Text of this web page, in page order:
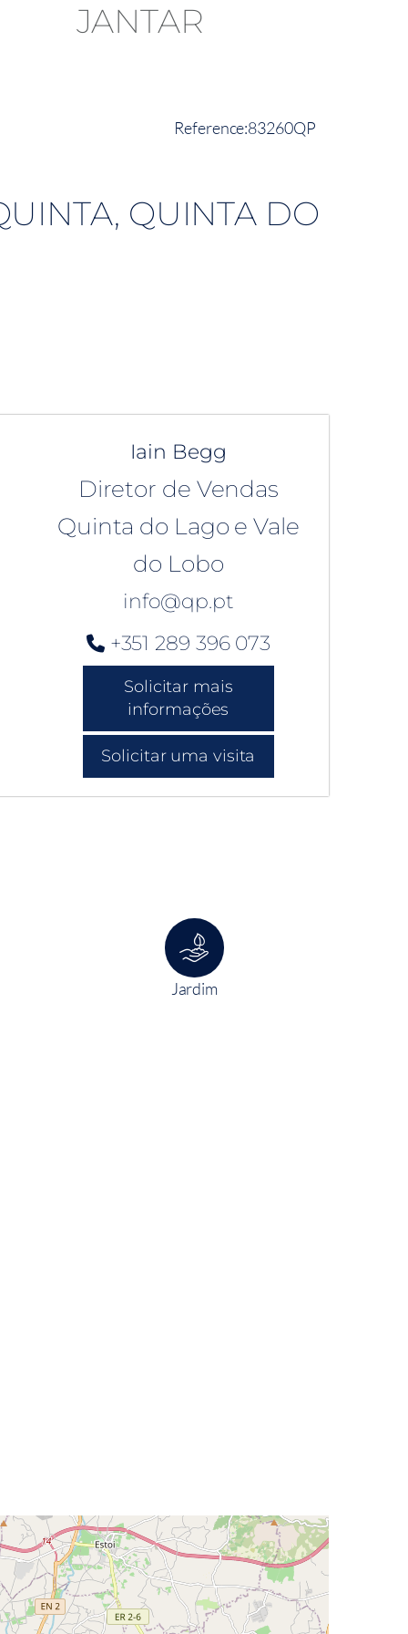
83260QP
QUINTA DO
Iain Begg
Diretor de Vendas
Quinta do Lago e Vale
do Lobo
info@qp.pt
+351 289 396 073
Solicitar mais
informações
Solicitar uma visita
Jardim